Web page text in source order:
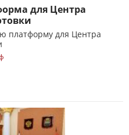
для Центра
платформу для Центра